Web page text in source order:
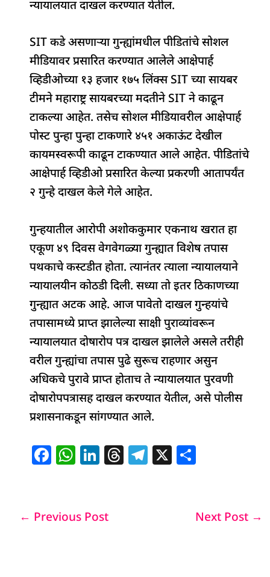
न्यायालयात दाखल करण्यात येतील.
SIT कडे असणाऱ्या गुन्ह्यांमधील पीडितांचे सोशल
मीडियावर प्रसारित करण्यात आलेले आक्षेपार्ह
व्हिडीओच्या १३ हजार १७५ लिंक्स SIT च्या सायबर
टीमने महाराष्ट्र सायबरच्या मदतीने SIT ने काढून
टाकल्या आहेत. तसेच सोशल मीडियावरील आक्षेपार्ह
पोस्ट पुन्हा पुन्हा टाकणारे ४५१ अकाऊंट देखील
कायमस्वरूपी काढून टाकण्यात आले आहेत. पीडितांचे
आक्षेपार्ह व्हिडीओ प्रसारित केल्या प्रकरणी आतापर्यंत
२ गुन्हे दाखल केले गेले आहेत.
गुन्हयातील आरोपी अशोककुमार एकनाथ खरात हा
एकूण ४९ दिवस वेगवेगळ्या गुन्ह्यात विशेष तपास
पथकाचे कस्टडीत होता. त्यानंतर त्याला न्यायालयाने
न्यायालयीन कोठडी दिली. सध्या तो इतर ठिकाणच्या
गुन्ह्यात अटक आहे. आज पावेतो दाखल गुन्हयांचे
तपासामध्ये प्राप्त झालेल्या साक्षी पुराव्यांवरून
न्यायालयात दोषारोप पत्र दाखल झालेले असले तरीही
वरील गुन्ह्यांचा तपास पुढे सुरूच राहणार असुन
अधिकचे पुरावे प्राप्त होताच ते न्यायालयात पुरवणी
दोषारोपपत्रासह दाखल करण्यात येतील, असे पोलीस
प्रशासनाकडून सांगण्यात आले.
F
e
W
s
Li
e
T T X
e
← Previous Post Next Post →